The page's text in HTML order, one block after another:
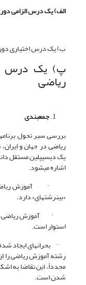
الف) یک درس الزامی
ب) یک درس اختیاری
پ) یک درس
ریاضی
جمع­بندی
بررسی سیر تحول
ریاضی در جهان و
یک دیسیپلین مستقل
اشاره می­شود.
· آموزش ریاضی
«بین­رشته­ای» دارد.
· آموزش ریاضی، بر
استوار است.
· بحران­های ایجاد
رشته آموزش ریاضی را
مجدداً، این تقاضا به
شدن است.